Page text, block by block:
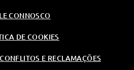
Luzes
Basis
CONNOSCO
DE COOKIES
E RECLAMAÇÕES